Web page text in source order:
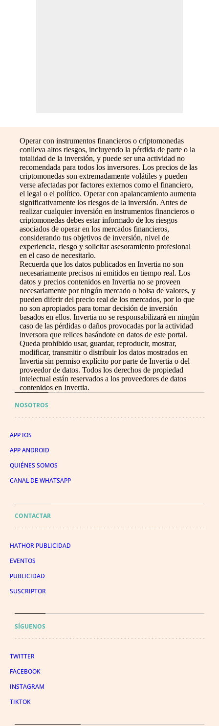
Operar con instrumentos financieros o criptomonedas
conlleva altos riesgos, incluyendo la pérdida de parte o la
totalidad de la inversión, y puede ser una actividad no
recomendada para todos los inversores. Los precios de las
criptomonedas son extremadamente volátiles y pueden
verse afectadas por factores externos como el financiero,
el legal o el político. Operar con apalancamiento aumenta
significativamente los riesgos de la inversión. Antes de
realizar cualquier inversión en instrumentos financieros o
criptomonedas debes estar informado de los riesgos
asociados de operar en los mercados financieros,
considerando tus objetivos de inversión, nivel de
experiencia, riesgo y solicitar asesoramiento profesional
en el caso de necesitarlo.
Recuerda que los datos publicados en Invertia no son
necesariamente precisos ni emitidos en tiempo real. Los
datos y precios contenidos en Invertia no se proveen
necesariamente por ningún mercado o bolsa de valores, y
pueden diferir del precio real de los mercados, por lo que
no son apropiados para tomar decisión de inversión
basados en ellos. Invertia no se responsabilizará en ningún
caso de las pérdidas o daños provocadas por la actividad
inversora que relices basándote en datos de este portal.
Queda prohibido usar, guardar, reproducir, mostrar,
modificar, transmitir o distribuir los datos mostrados en
Invertia sin permiso explícito por parte de Invertia o del
proveedor de datos. Todos los derechos de propiedad
intelectual están reservados a los proveedores de datos
contenidos en Invertia.
NOSOTROS
APP IOS
APP ANDROID
QUIÉNES SOMOS
CANAL DE WHATSAPP
CONTACTAR
HATHOR PUBLICIDAD
EVENTOS
PUBLICIDAD
SUSCRIPTOR
SÍGUENOS
TWITTER
FACEBOOK
INSTAGRAM
TIKTOK